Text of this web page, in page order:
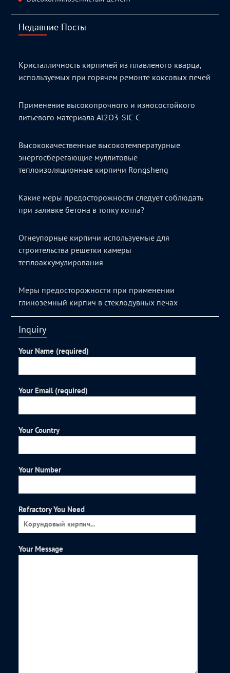
Недавние Посты
Кристалличность кирпичей из плавленого кварца,
используемых при горячем ремонте коксовых печей
Применение высокопрочного и износостойкого
литьевого материала Al2O3-SiC-C
Высококачественные высокотемпературные
энергосберегающие муллитовые
теплоизоляционные кирпичи Rongsheng
Какие меры предосторожности следует соблюдать
при заливке бетона в топку котла?
Огнеупорные кирпичи используемые для
строительства решетки камеры
теплоаккумулирования
Меры предосторожности при применении
глиноземный кирпич в стеклодувных печах
Inquiry
Your Name (required)
Your Email (required)
Your Country
Your Number
Refractory You Need
Your Message